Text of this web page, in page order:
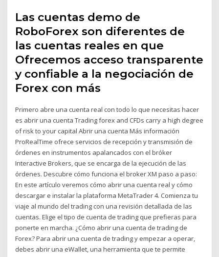
Las cuentas demo de
RoboForex son diferentes de
las cuentas reales en que
Ofrecemos acceso transparente
y confiable a la negociación de
Forex con más
Primero abre una cuenta real con todo lo que necesitas hacer
es abrir una cuenta Trading forex and CFDs carry a high degree
of risk to your capital Abrir una cuenta Más información
ProRealTime ofrece servicios de recepción y transmisión de
órdenes en instrumentos apalancados con el bróker
Interactive Brokers, que se encarga de la ejecución de las
órdenes. Descubre cómo funciona el broker XM paso a paso:
En este artículo veremos cómo abrir una cuenta real y cómo
descargar e instalar la plataforma MetaTrader 4. Comienza tu
viaje al mundo del trading con una revisión detallada de las
cuentas. Elige el tipo de cuenta de trading que prefieras para
ponerte en marcha. ¿Cómo abrir una cuenta de trading de
Forex? Para abrir una cuenta de trading y empezar a operar,
debes abrir una eWallet, una herramienta que te permite